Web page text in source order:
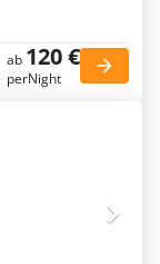
ab 120 €
perNight